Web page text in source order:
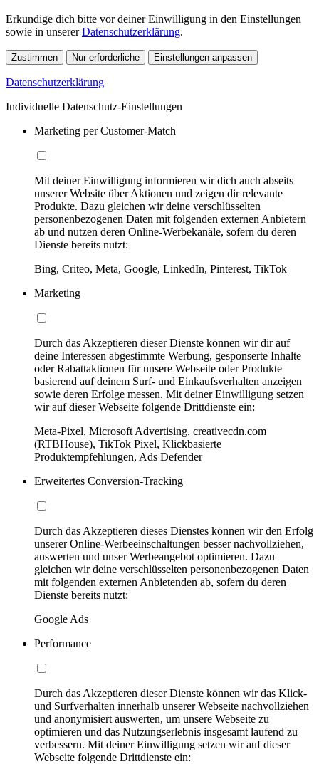
Erkundige dich bitte vor deiner Einwilligung in den Einstellungen
sowie in unsererDatenschutzerklärung.
Zustimmen Nur erforderliche Einstellungen anpassen
Datenschutzerklärung
Individuelle Datenschutz-Einstellungen
Marketing per Customer-Match
Mit deiner Einwilligung informieren wir dich auch abseits
unserer Website über Aktionen und zeigen dir relevante
Produkte. Dazu gleichen wir deine verschlüsselten
personenbezogenen Daten mit folgenden externen Anbietern
ab und nutzen deren Online-Werbekanäle, sofern du deren
Dienste bereits nutzt:
Bing, Criteo, Meta, Google, LinkedIn, Pinterest, TikTok
Marketing
Durch das Akzeptieren dieser Dienste können wir dir auf
deine Interessen abgestimmte Werbung, gesponserte Inhalte
oder Rabattaktionen für unsere Webseite oder Produkte
basierend auf deinem Surf- und Einkaufsverhalten anzeigen
sowie deren Erfolge messen. Mit deiner Einwilligung setzen
wir auf dieser Webseite folgende Drittdienste ein:
Meta-Pixel, Microsoft Advertising, creativecdn.com
(RTBHouse), TikTok Pixel, Klickbasierte
Produktempfehlungen, Ads Defender
Erweitertes Conversion-Tracking
Durch das Akzeptieren dieses Dienstes können wir den Erfolg
unserer Online-Werbeeinschaltungen besser nachvollziehen,
auswerten und unser Werbeangebot optimieren. Dazu
gleichen wir deine verschlüsselten personenbezogenen Daten
mit folgenden externen Anbietenden ab, sofern du deren
Dienste bereits nutzt:
Google Ads
Performance
Durch das Akzeptieren dieser Dienste können wir das Klick-
und Surfverhalten innerhalb unserer Webseite nachvollziehen
und anonymisiert auswerten, um unsere Webseite zu
optimieren und das Nutzungserlebnis insgesamt laufend zu
verbessern. Mit deiner Einwilligung setzen wir auf dieser
Webseite folgende Drittdienste ein: